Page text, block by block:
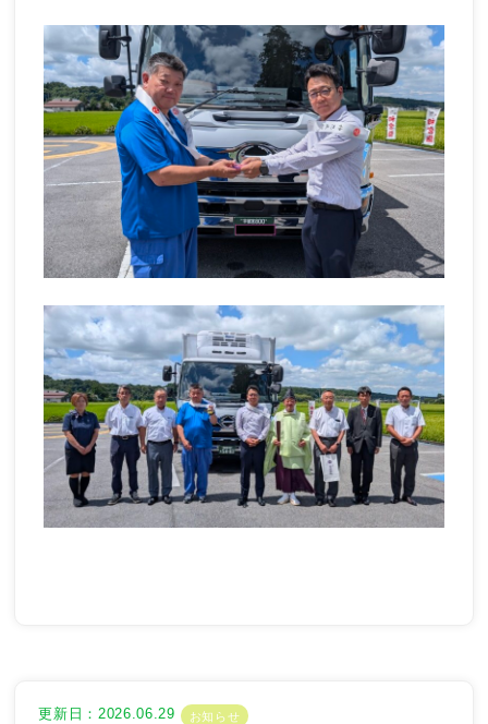
更新日：2026.06.29 お知らせ